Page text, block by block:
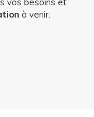
à venir.